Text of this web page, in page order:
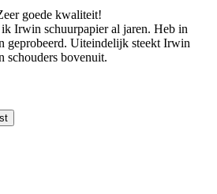
goede kwaliteit!
Irwin schuurpapier al jaren. Heb in
geprobeerd. Uiteindelijk steekt Irwin
schouders bovenuit.